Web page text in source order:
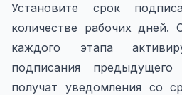
Установите срок
количестве рабочих дней.
каждого этапа
подписания
получат уведомления со